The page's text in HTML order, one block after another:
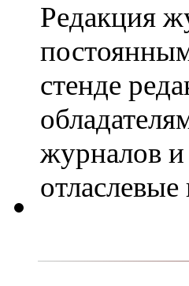
Редакция
стенде
журналов и